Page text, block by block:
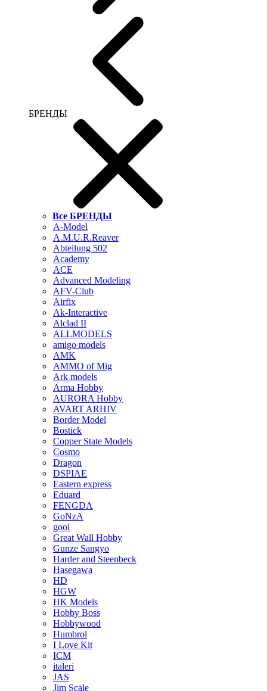
БРЕНДЫ
Все БРЕНДЫ
A-Model
A.M.U.R.Reaver
Abteilung 502
Academy
ACE
Advanced Modeling
AFV-Club
Airfix
Ak-Interactive
Alclad II
ALLMODELS
amigo models
AMK
AMMO of Mig
Ark models
Arma Hobby
AURORA Hobby
AVART ARHIV
Border Model
Bostick
Copper State Models
Cosmo
Dragon
DSPIAE
Eastern express
Eduard
FENGDA
GoNzA
gooi
Great Wall Hobby
Gunze Sangyo
Harder and Steenbeck
Hasegawa
HD
HGW
HK Models
Hobby Boss
Hobbywood
Humbrol
I Love Kit
ICM
italeri
JAS
Jim Scale